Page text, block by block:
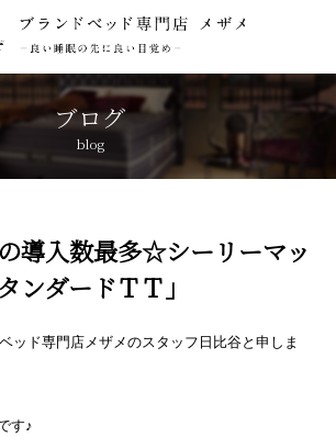
ブログ
blog
導入数最多☆シーリーマッ
ンダードＴＴ」
ッド専門店メザメのスタッフ日比谷と申しま
す♪
TOP
CONCEPT